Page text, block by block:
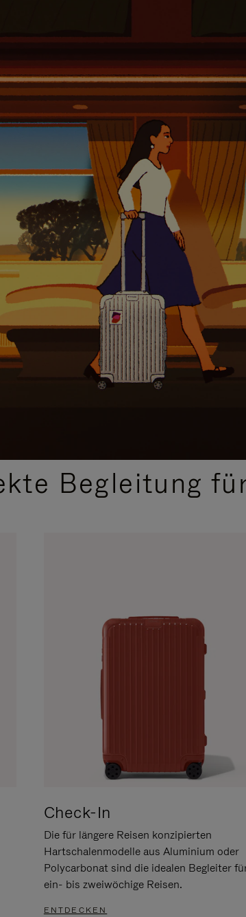
Begleitung
Check-In
Die für längere Reisen konzipierten
Hartschalenmodelle aus Aluminium oder
Polycarbonat sind die idealen Begleiter
ein- bis zweiwöchige Reisen.
ENTDECKEN